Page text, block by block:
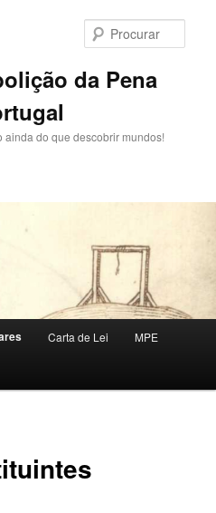
da Pena
do que descobrir mundos!
Carta de Lei MPE